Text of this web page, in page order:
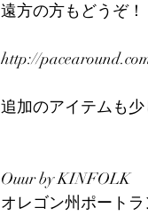
遠方の方もどうぞ！
http://
追加のアイテムも
Ouur by KINFOLK
オレゴン州ポート